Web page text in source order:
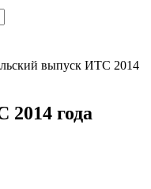
выпуск ИТС 2014
года